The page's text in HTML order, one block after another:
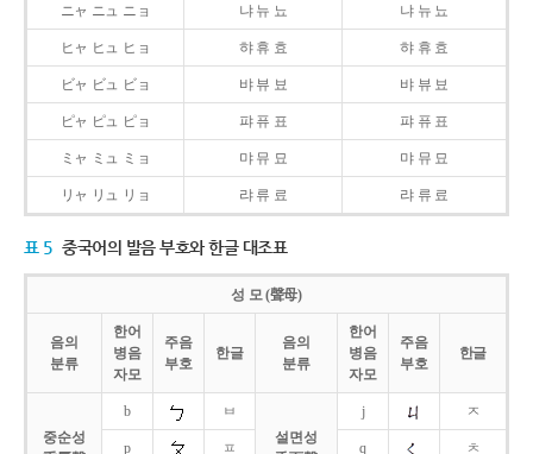
ニャ ニュ ニョ 냐 뉴 뇨 냐 뉴 뇨
ヒャ ヒュ ヒョ 햐 휴 효 햐 휴 효
ビャ ビュ ビョ 뱌 뷰 뵤 뱌 뷰 뵤
ピャ ピュ ピョ 퍄 퓨 표 퍄 퓨 표
ミャ ミュ ミョ 먀 뮤 묘 먀 뮤 묘
リャ リュ リョ 랴 류 료 랴 류 료
표 5 중국어의 발음 부호와 한글 대조표
성 모 (聲母)
음의
분류
한어
병음
자모
주음
부호
한글
음의
분류
한어
병음
자모
주음
부호
한글
중순성
b
ㅂ
설면성
j ㅈ
p ㅍ q ㅊ